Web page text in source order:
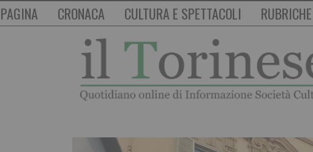
CRONACA CULTURA E SPETTACOLI RUBRICHE